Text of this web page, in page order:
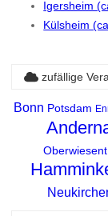
Igersheim
Külsheim
zufällige
Bonn Potsdam